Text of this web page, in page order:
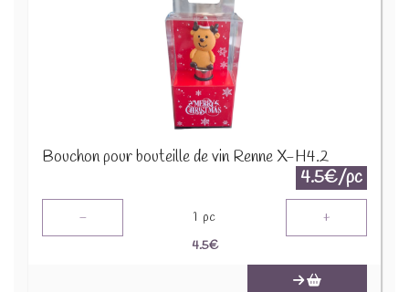
Bouchon pour bouteille de vin Renne X-H4.2
4.5€/pc
- 1 pc +
4.5€